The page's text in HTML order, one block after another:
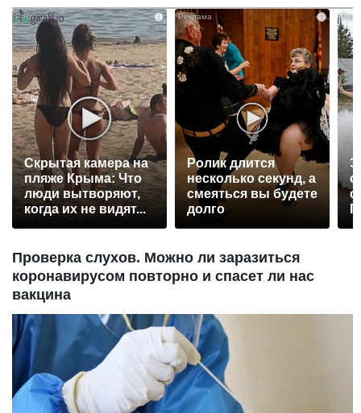
i
Скрытая камера на
пляже Крыма: Что
люди вытворяют,
когда их не видят...
Ролик длится
несколько секунд, а
смеяться вы будете
долго
Проверка слухов. Можно ли заразиться
коронавирусом повторно и спасет ли нас
вакцина